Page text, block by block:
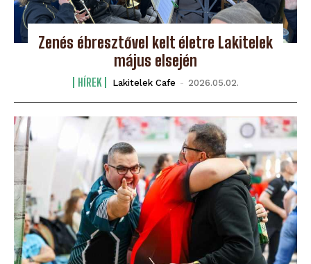
Zenés ébresztővel kelt életre Lakitelek
május elsején
HÍREK Lakitelek Cafe - 2026.05.02.